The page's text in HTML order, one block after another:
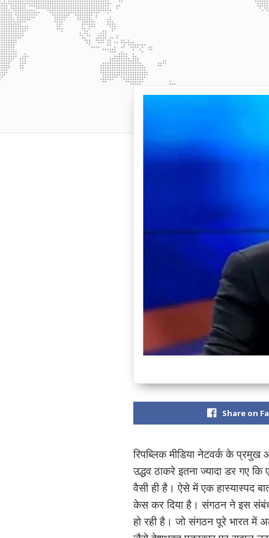
Share on
रिपब्लिक मीडिया नेटवर्क के
उद्धव ठाकरे इतना ज्यादा डर गए
वैसी ही है। ऐसे में एक हास्यास्पद
केस कर दिया है। संगठन ने इस
हो रही है। जो संगठन पूरे भारत में